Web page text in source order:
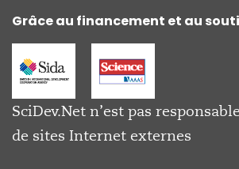
Grâce au financement et au
SciDev.Net n’est pas
de sites Internet externes